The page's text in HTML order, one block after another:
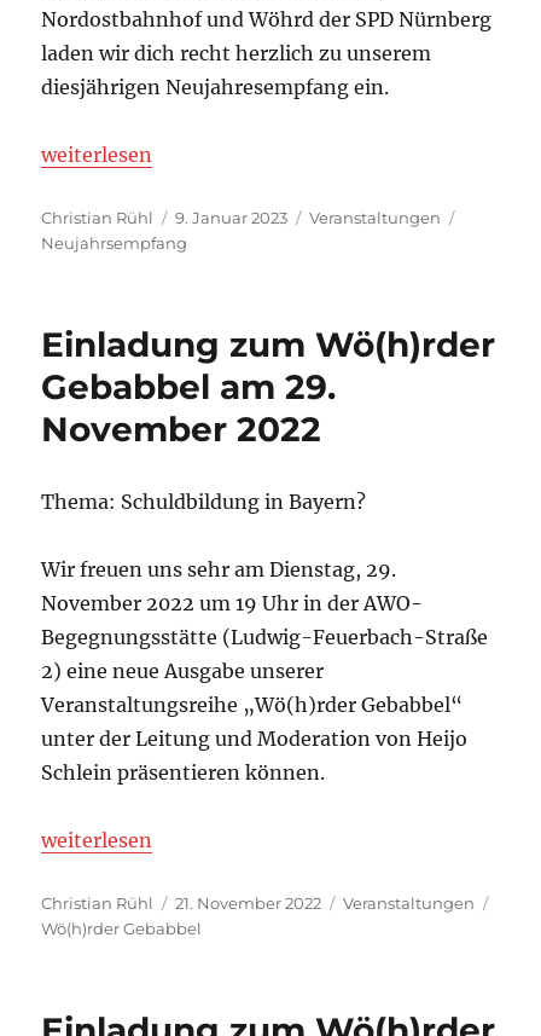
Nordostbahnhof und Wöhrd der SPD Nürnberg
laden wir dich recht herzlich zu unserem
diesjährigen Neujahresempfang ein.
„Einladung zum Neujahrsempfang“
weiterlesen
Autor
Christian Rühl
Veröffentlicht
am
9. Januar 2023 Kategorien
Veranstaltungen
Neujahrsempfang
Einladung zum Wö(h)rder
Gebabbel am 29.
November 2022
Thema: Schuldbildung in Bayern?
Wir freuen uns sehr am Dienstag, 29.
November 2022 um 19 Uhr in der AWO-
Begegnungsstätte (Ludwig-Feuerbach-Straße
2) eine neue Ausgabe unserer
Veranstaltungsreihe „Wö(h)rder Gebabbel“
unter der Leitung und Moderation von Heijo
Schlein präsentieren können.
„Einladung zum Wö(h)rder Gebabbel am 29.
weiterlesen
Autor
Christian Rühl
Veröffentlicht
am
21. November 2022 Kategorien
Veranstaltungen
Wö(h)rder Gebabbel